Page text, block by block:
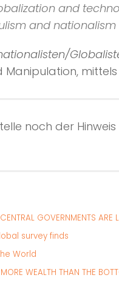
and
and
noch der
GOVERNMENTS
survey finds
World
WEALTH THAN THE